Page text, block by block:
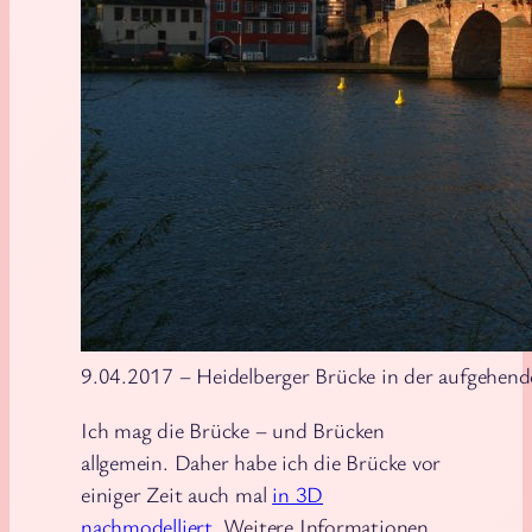
9.04.2017 – Heidelberger Brücke in der
Ich mag die Brücke – und Brücken
allgemein. Daher habe ich die Brücke vor
einiger Zeit auch mal in 3D
nachmodelliert. Weitere Informationen